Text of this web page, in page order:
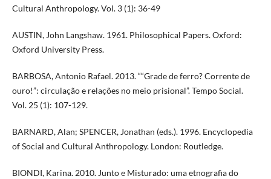
Cultural Anthropology. Vol. 3 (1): 36-49
AUSTIN, John Langshaw. 1961. Philosophical Papers. Oxford:
Oxford University Press.
BARBOSA, Antonio Rafael. 2013. ““Grade de ferro? Corrente de
ouro!”: circulação e relações no meio prisional”. Tempo Social.
Vol. 25 (1): 107-129.
BARNARD, Alan; SPENCER, Jonathan (eds.). 1996. Encyclopedia
of Social and Cultural Anthropology. London: Routledge.
BIONDI, Karina. 2010. Junto e Misturado: uma etnografia do